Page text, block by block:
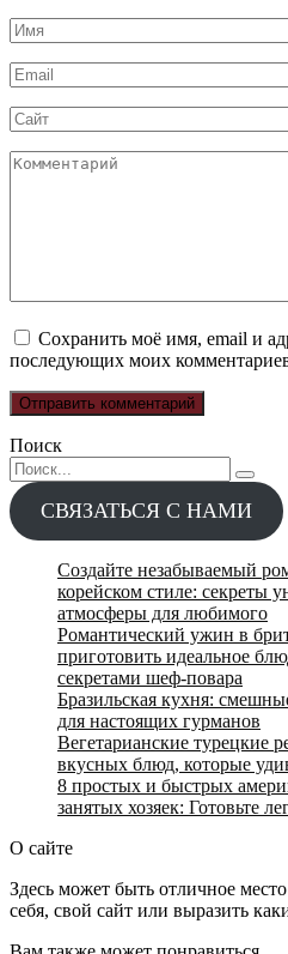
Имя
*
Email
*
Сайт
Комментарий
Сохранить моё имя, email и
последующих моих
Поиск
Search
for:
СВЯЗАТЬСЯ С НАМИ
Создайте незабываемый
корейском стиле: секреты
атмосферы для любимого
Романтический ужин в
приготовить идеальное
секретами шеф-повара
Бразильская кухня:
для настоящих гурманов
Вегетарианские турецкие
вкусных блюд, которые
8 простых и быстрых
занятых хозяек: Готовьте
О сайте
Здесь может быть отличное
себя, свой сайт или выразить